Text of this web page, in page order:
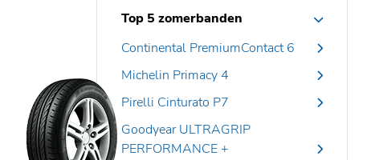
Top 5 zomerbanden
Continental PremiumContact 6
Michelin Primacy 4
Pirelli Cinturato P7
Goodyear ULTRAGRIP
PERFORMANCE +